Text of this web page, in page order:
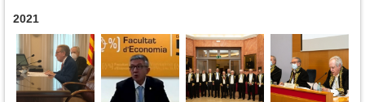
2021